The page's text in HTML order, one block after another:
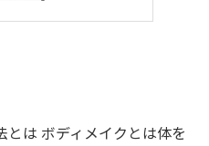
は ボディメイクとは体を